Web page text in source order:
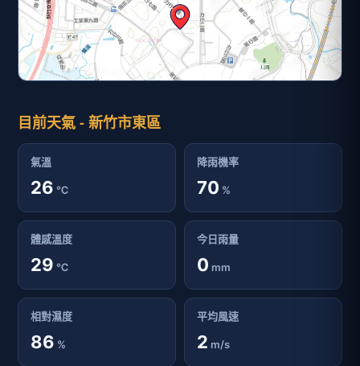
目前天氣 - 新竹市東區
氣溫
26 ℃
降雨機率
70 %
體感溫度
29 ℃
今日雨量
0 mm
相對濕度
86 %
平均風速
2 m/s